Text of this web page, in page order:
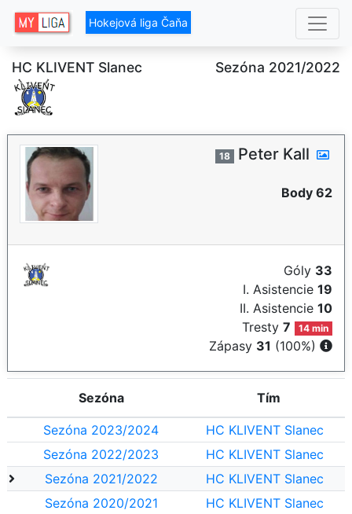
Hokejová liga Čaňa
HC KLIVENT Slanec Sezóna 2021/2022
18 Peter Kall
Body 62
Góly 33
I. Asistencie 19
II. Asistencie 10
Tresty7 14 min
Zápasy 31 (100%)
Sezóna Tím
Sezóna 2023/2024
HC KLIVENT Slanec
Sezóna 2022/2023
HC KLIVENT Slanec
Sezóna 2021/2022
HC KLIVENT Slanec
Sezóna 2020/2021
HC KLIVENT Slanec